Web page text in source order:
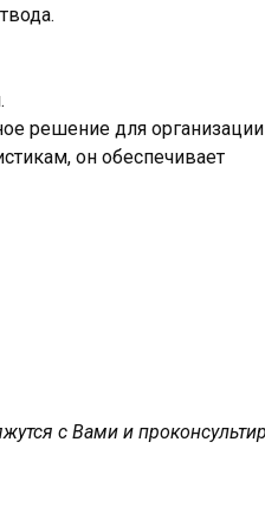
решение для организации
он обеспечивает
с Вами и